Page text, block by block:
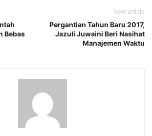
Bebas
Next article
Pergantian Tahun Baru 2017,
Jazuli Juwaini Beri Nasihat
Manajemen Waktu